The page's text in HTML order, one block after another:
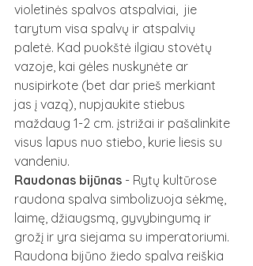
violetinės spalvos atspalviai,  jie
tarytum visa spalvų ir atspalvių
paletė. Kad puokštė ilgiau stovėtų
vazoje, kai gėles nuskynėte ar
nusipirkote (bet dar prieš merkiant
jas į vazą), nupjaukite stiebus
maždaug 1-2 cm. įstrižai ir pašalinkite
visus lapus nuo stiebo, kurie liesis su
vandeniu.
Raudonas bijūnas - Rytų kultūrose
raudona spalva simbolizuoja sėkmę,
laimę, džiaugsmą, gyvybingumą ir
grožį ir yra siejama su imperatoriumi.
Raudona bijūno žiedo spalva reiškia